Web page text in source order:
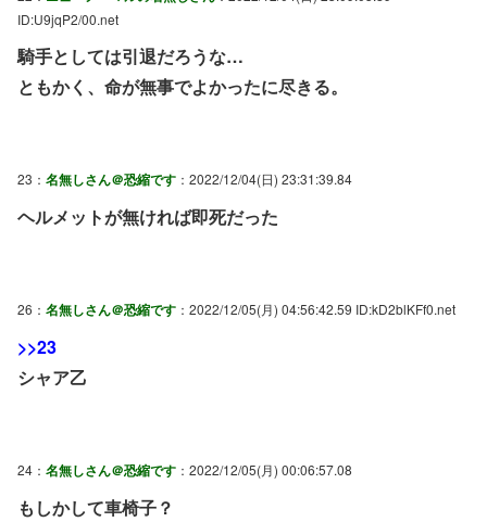
ID:U9jqP2/00.net
騎手としては引退だろうな…
ともかく、命が無事でよかったに尽きる。
23： 名無しさん＠恐縮です ：2022/12/04(日) 23:31:39.84
ヘルメットが無ければ即死だった
26： 名無しさん＠恐縮です ：2022/12/05(月) 04:56:42.59 ID:kD2blKFf0.net
>>23
シャア乙
24： 名無しさん＠恐縮です ：2022/12/05(月) 00:06:57.08
もしかして車椅子？